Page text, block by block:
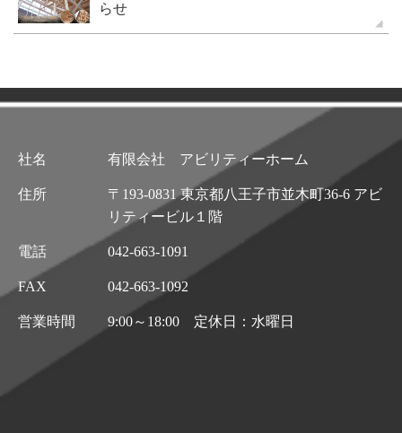
らせ
社名 有限会社 アビリティーホーム
住所
〒193-0831 東京都八王子市並木町36-6 アビ
リティービル１階
電話 042-663-1091
FAX 042-663-1092
営業時間 9:00～18:00 定休日：水曜日